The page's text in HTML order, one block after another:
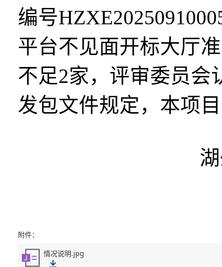
编号
平台不见面开标大厅
不足2家，评审委员会
发包文件规定，本项
附件：
情况说明.jpg